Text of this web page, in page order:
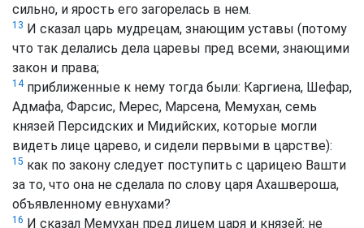
сильно, и ярость его загорелась в нем.
13 И сказал царь мудрецам, знающим уставы (потому
что так делались дела царевы пред всеми, знающими
закон и права;
14приближенные к нему тогда были: Каргиена, Шефар,
Адмафа, Фарсис, Мерес, Марсена, Мемухан, семь
князей Персидских и Мидийских, которые могли
видеть лице царево, и сидели первыми в царстве):
15 как по закону следует поступить с царицею Вашти
за то, что она не сделала по слову царя Ахашвероша,
объявленному евнухами?
16 И сказал Мемухан пред лицем царя и князей: не